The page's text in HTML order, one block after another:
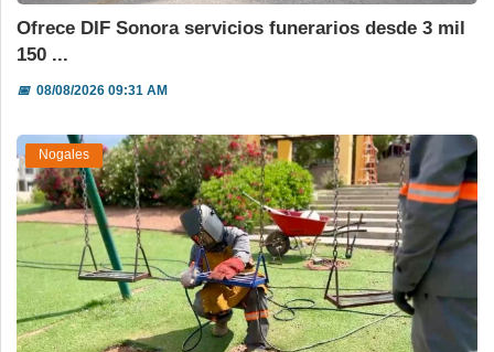
Ofrece DIF Sonora servicios funerarios desde 3 mil
150 ...
📅08/08/2026 09:31 AM
Nogales